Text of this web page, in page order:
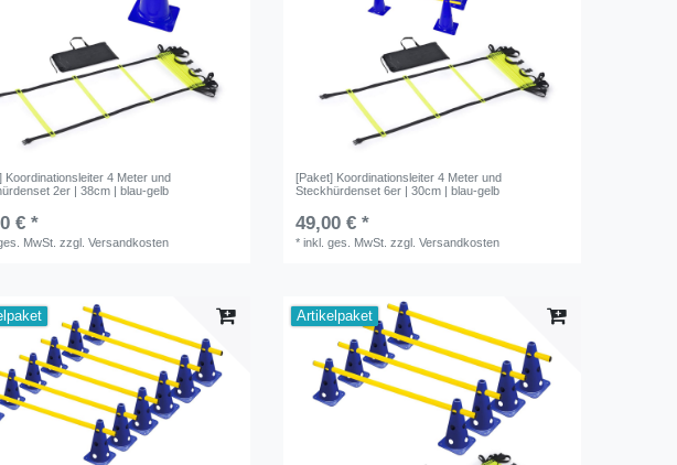
Koordinationsleiter 4 Meter und
2er | 38cm | blau-gelb
€ *
MwSt. zzgl.Versandkosten
[Paket] Koordinationsleiter 4 Meter und
Steckhürdenset 6er | 30cm | blau-gelb
49,00 € *
*inkl. ges. MwSt. zzgl.Versandkosten
Artikelpaket